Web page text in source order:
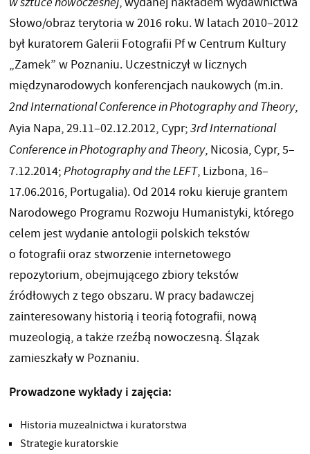
Słowo/obraz terytoria w 2016 roku. W latach 2010–2012
był kuratorem Galerii Fotografii Pf w Centrum Kultury
„Zamek” w Poznaniu. Uczestniczył w licznych
międzynarodowych konferencjach naukowych (m.in.
2nd International Conference in Photography and Theory,
Ayia Napa, 29.11–02.12.2012, Cypr;3rd International
Conference in Photography and Theory, Nicosia, Cypr, 5–
7.12.2014;Photography and the LEFT, Lizbona, 16–
17.06.2016, Portugalia). Od 2014 roku kieruje grantem
Narodowego Programu Rozwoju Humanistyki, którego
celem jest wydanie antologii polskich tekstów
o fotografii oraz stworzenie internetowego
repozytorium, obejmującego zbiory tekstów
źródłowych z tego obszaru. W pracy badawczej
zainteresowany historią i teorią fotografii, nową
muzeologią, a także rzeźbą nowoczesną. Ślązak
zamieszkały w Poznaniu.
Prowadzone wykłady i zajęcia:
Historia muzealnictwa i kuratorstwa
Strategie kuratorskie